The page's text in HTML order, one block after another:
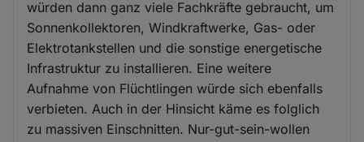
würden dann ganz viele Fachkräfte gebraucht, um
Sonnenkollektoren, Windkraftwerke, Gas- oder
Elektrotankstellen und die sonstige energetische
Infrastruktur zu installieren. Eine weitere
Aufnahme von Flüchtlingen würde sich ebenfalls
verbieten. Auch in der Hinsicht käme es folglich
zu massiven Einschnitten. Nur-gut-sein-wollen